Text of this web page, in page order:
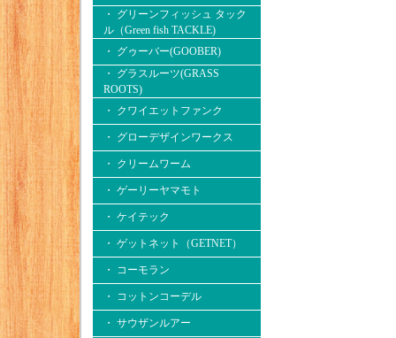
・ グリーンフィッシュ タック
ル（Green fish TACKLE)
・ グゥーバー(GOOBER)
・ グラスルーツ(GRASS
ROOTS)
・ クワイエットファンク
・ グローデザインワークス
・ クリームワーム
・ ゲーリーヤマモト
・ ケイテック
・ ゲットネット（GETNET）
・ コーモラン
・ コットンコーデル
・ サウザンルアー